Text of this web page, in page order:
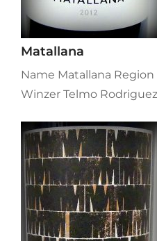
Matallana
Name Matallana
Winzer Telmo